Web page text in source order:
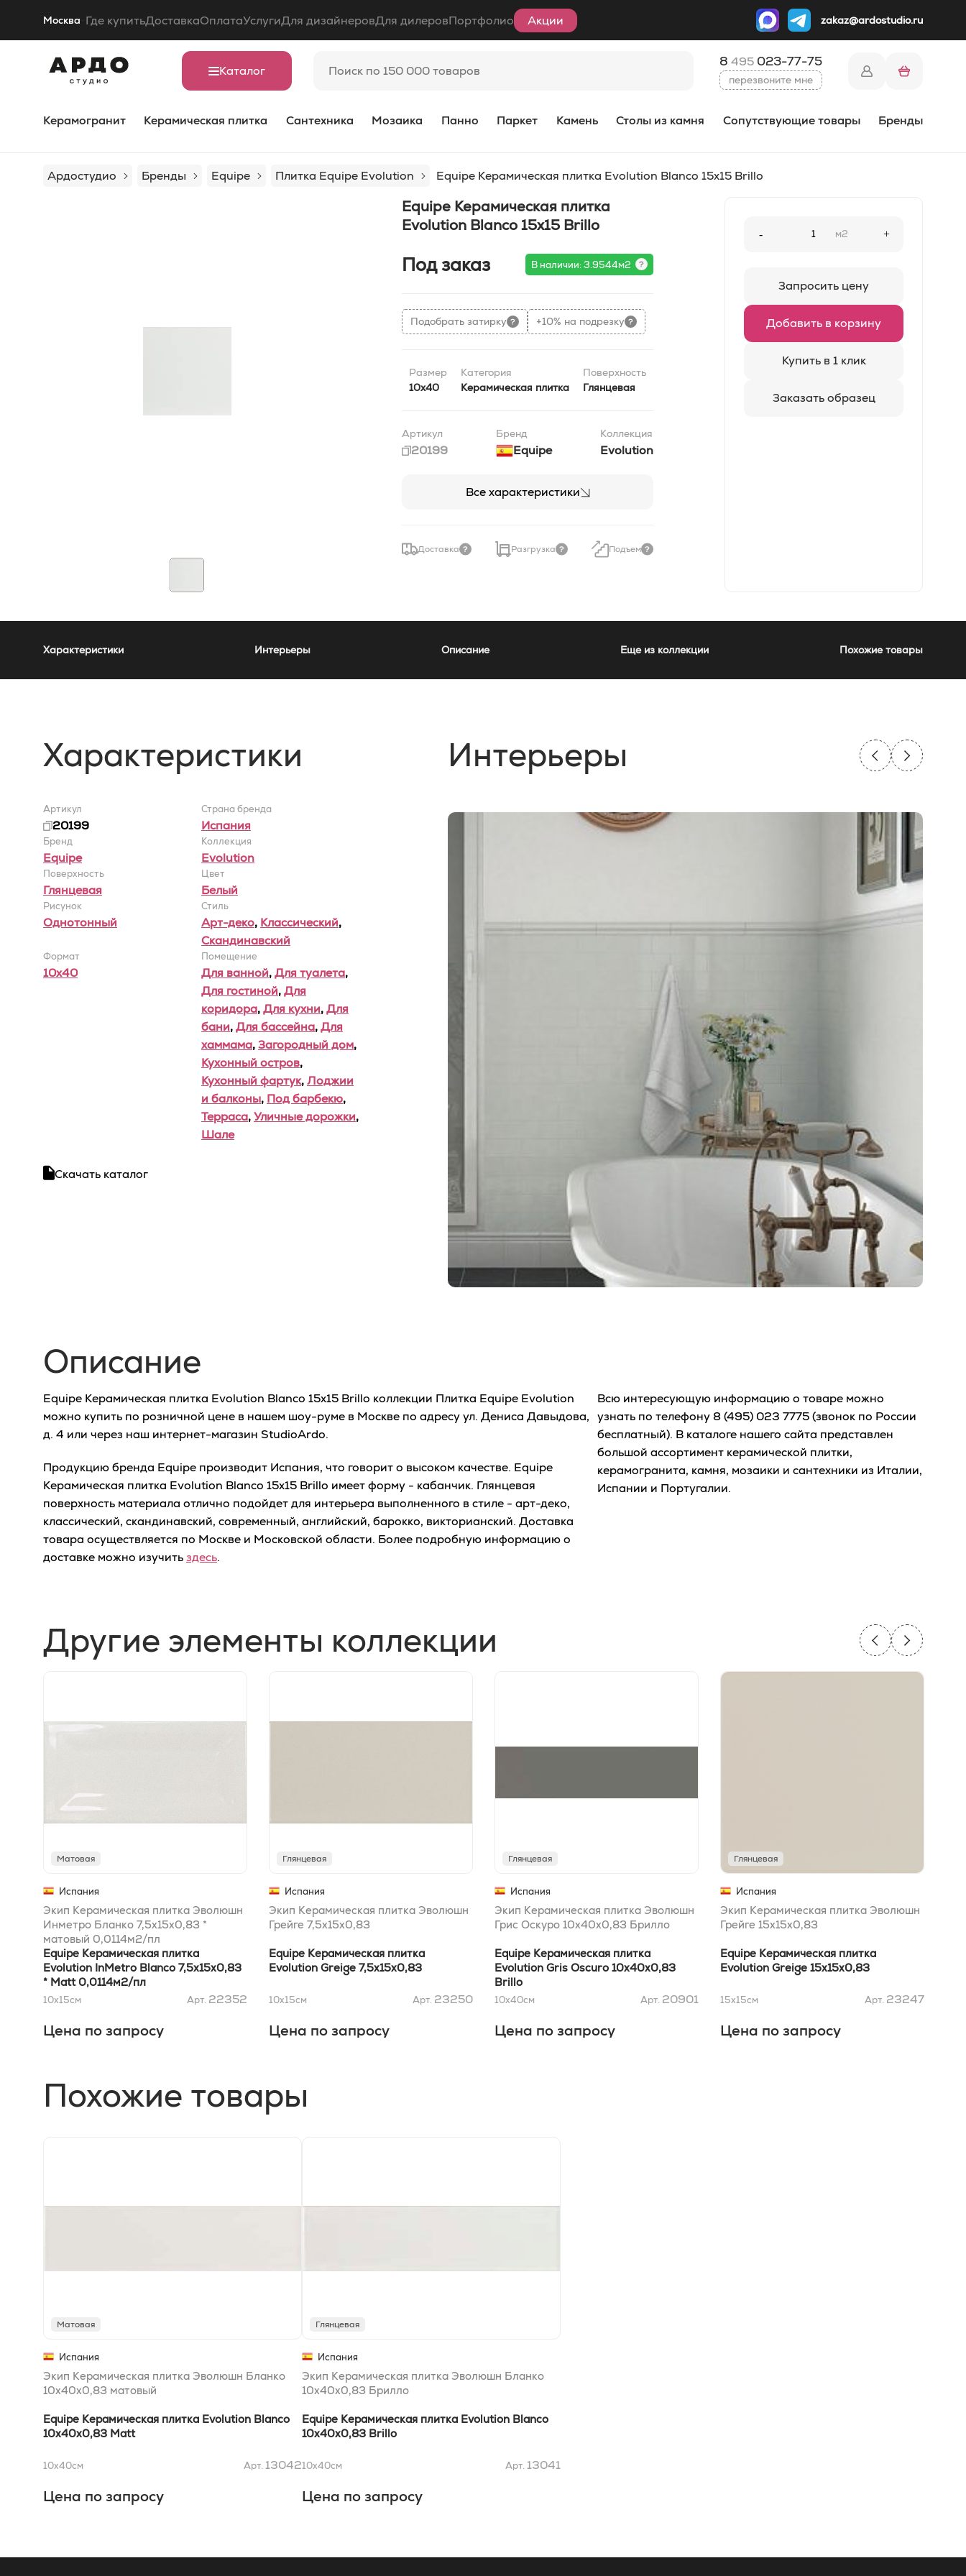
Москва Где купитьДоставкаОплатаУслугиДля дизайнеровДля дилеровПортфолио Акции zakaz@ardostudio.ru
Каталог
8 495 023-77-75
перезвоните мне
Керамогранит Керамическая плитка Сантехника Мозаика Панно Паркет Камень Столы из камня Сопутствующие товары Бренды
Ардостудио Бренды Equipe Плитка Equipe Evolution Equipe Керамическая плитка Evolution Blanco 15х15 Brillo
Equipe Керамическая плитка
Evolution Blanco 15х15 Brillo
Под заказ В наличии: 3.9544м2
Подобрать затирку +10% на подрезку
Размер
10x40
Категория
Керамическая плитка
Поверхность
Глянцевая
Артикул
20199
Бренд
Equipe
Коллекция
Evolution
Все характеристики
Доставка Разгрузка Подъем
- м2 +
Запросить цену
Добавить в корзину
Купить в 1 клик
Заказать образец
Характеристики Интерьеры Описание Еще из коллекции Похожие товары
Характеристики
Артикул
20199
Страна бренда
Испания
Бренд
Equipe
Коллекция
Evolution
Поверхность
Глянцевая
Цвет
Белый
Рисунок
Однотонный
Стиль
Арт-деко, Классический,
Скандинавский
Формат
10x40
Помещение
Для ванной,Для туалета,
Для гостиной,Для
коридора,Для кухни,Для
бани,Для бассейна,Для
хаммама,Загородный дом,
Кухонный остров,
Кухонный фартук,Лоджии
и балконы, Под барбекю,
Терраса,Уличные дорожки,
Шале
Скачать каталог
Интерьеры
Описание
Equipe Керамическая плитка Evolution Blanco 15х15 Brillo коллекции Плитка Equipe Evolution
можно купить по розничной цене в нашем шоу-руме в Москве по адресу ул. Дениса Давыдова,
д. 4 или через наш интернет-магазин StudioArdo.
Продукцию бренда Equipe производит Испания, что говорит о высоком качестве. Equipe
Керамическая плитка Evolution Blanco 15х15 Brillo имеет форму - кабанчик. Глянцевая
поверхность материала отлично подойдет для интерьера выполненного в стиле - арт-деко,
классический, скандинавский, современный, английский, барокко, викторианский. Доставка
товара осуществляется по Москве и Московской области. Более подробную информацию о
доставке можно изучитьздесь.
Всю интересующую информацию о товаре можно
узнать по телефону 8 (495) 023 7775(звонок по России
бесплатный). В каталоге нашего сайта представлен
большой ассортимент керамической плитки,
керамогранита, камня, мозаики и сантехники из Италии,
Испании и Португалии.
Другие элементы коллекции
Матовая
Испания
Экип Керамическая плитка Эволюшн
Инметро Бланко 7,5x15x0,83 *
матовый 0,0114м2/пл
Equipe Керамическая плитка
Evolution InMetro Blanco 7,5x15x0,83
* Matt 0,0114м2/пл
10x15см Арт. 22352
Цена по запросу
Глянцевая
Испания
Экип Керамическая плитка Эволюшн
Грейге 7,5x15x0,83
Equipe Керамическая плитка
Evolution Greige 7,5x15x0,83
10x15см Арт. 23250
Цена по запросу
Глянцевая
Испания
Экип Керамическая плитка Эволюшн
Грис Оскуро 10x40x0,83 Брилло
Equipe Керамическая плитка
Evolution Gris Oscuro 10x40x0,83
Brillo
10x40см Арт. 20901
Цена по запросу
Глянцевая
Испания
Экип Керамическая плитка Эволюшн
Грейге 15x15x0,83
Equipe Керамическая плитка
Evolution Greige 15x15x0,83
15x15см Арт. 23247
Цена по запросу
Похожие товары
Матовая
Испания
Экип Керамическая плитка Эволюшн Бланко
10x40x0,83 матовый
Equipe Керамическая плитка Evolution Blanco
10x40x0,83 Matt
10x40см Арт. 13042
Цена по запросу
Глянцевая
Испания
Экип Керамическая плитка Эволюшн Бланко
10x40x0,83 Брилло
Equipe Керамическая плитка Evolution Blanco
10x40x0,83 Brillo
10x40см Арт. 13041
Цена по запросу